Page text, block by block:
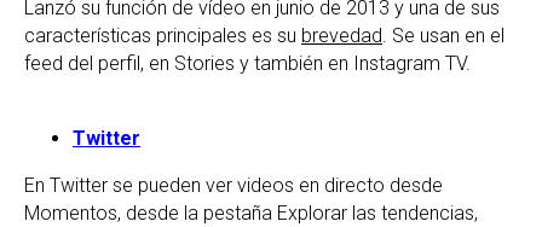
Lanzó su función de vídeo en junio de 2013 y una de sus
características principales es su brevedad . Se usan en el
feed del perfil, en Stories y también en Instagram TV.
Twitter
En Twitter se pueden ver videos en directo desde
Momentos, desde la pestaña Explorar las tendencias,